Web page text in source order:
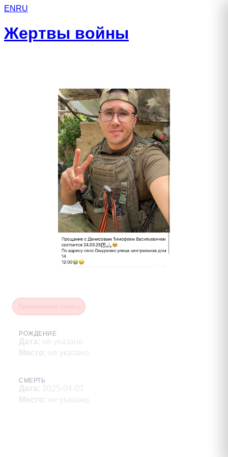
EN RU
Жертвы войны
РОЖДЕНИЕ
Дата: не указано
Место: не указано
СМЕРТЬ
Дата: 2025-04-07
Место: не указано